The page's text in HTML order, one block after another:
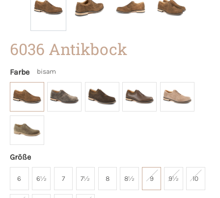
6036 Antikbock
Farbe bisam
Größe
6 6½ 7 7½ 8 8½ 9 9½ 10